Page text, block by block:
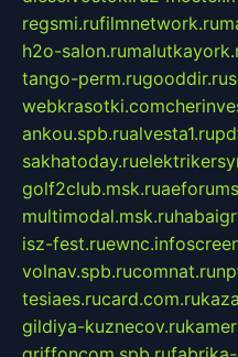
regsmi.rufilmnetwork.ru
h2o-salon.ru
tango-perm.rugooddir.ru
webkrasotki.com
ankou.spb.rualvesta1.ru
sakhatoday.ru
golf2club.msk.ru
multimodal.msk.ru
isz-fest.ruewnc.info
volnav.spb.rucomnat.ru
tesiaes.rucard.com.ru
gildiya-kuznecov.ru